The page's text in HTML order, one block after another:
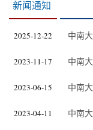
新闻通知
2025-12-22
2023-11-17
2023-06-15
2023-04-11